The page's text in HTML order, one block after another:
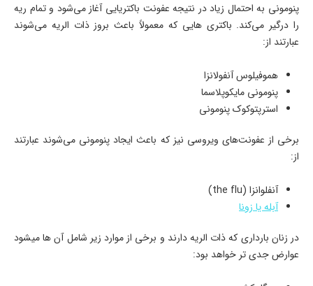
پنومونی به احتمال زیاد در نتیجه عفونت باکتریایی آغاز می‌شود و تمام ریه
را درگیر می‌کند. باکتری هایی که معمولاً باعث بروز ذات الریه می‌شوند
عبارتند از:
هموفیلوس آنفولانزا
پنومونی مایکوپلاسما
استرپتوکوک پنومونی
برخی از عفونت‌های ویروسی نیز که باعث ایجاد پنومونی می‌شوند عبارتند
از:
آنفلوانزا (the flu)
آبله یا زونا
در زنان بارداری که ذات الریه دارند و برخی از موارد زیر شامل آن ها میشود
عوارض جدی تر خواهد بود: